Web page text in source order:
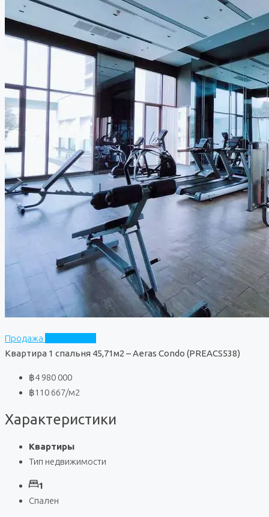
Продажа
Квартира 1 спальня 45,71м2 – Aeras Condo (PREACS538)
฿4 980 000
฿110 667/м2
Характеристики
Квартиры
Тип недвижимости
1
Спален